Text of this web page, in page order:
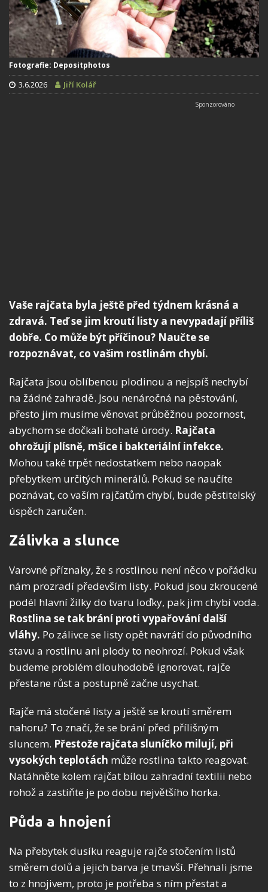
Fotografie: Depositphotos
3.6.2026 Jiří Kolář
Vaše rajčata byla ještě před týdnem krásná a
zdravá. Teď se jim kroutí listy a nevypadají příliš
dobře. Co může být příčinou? Naučte se
rozpoznávat, co vašim rostlinám chybí.
Rajčata jsou oblíbenou plodinou a nejspíš nechybí
na žádné zahradě. Jsou nenáročná na pěstování,
přesto jim musíme věnovat průběžnou pozornost,
abychom se dočkali bohaté úrody. Rajčata
ohrožují plísně, mšice i bakteriální infekce.
Mohou také trpět nedostatkem nebo naopak
přebytkem určitých minerálů. Pokud se naučíte
poznávat, co vaším rajčatům chybí, bude pěstitelský
úspěch zaručen.
Zálivka a slunce
Varovné příznaky, že s rostlinou není něco v pořádku
nám prozradí především listy. Pokud jsou zkroucené
podél hlavní žilky do tvaru loďky, pak jim chybí voda.
Rostlina se tak brání proti vypařování další
vláhy. Po zálivce se listy opět navrátí do původního
stavu a rostlinu ani plody to neohrozí. Pokud však
budeme problém dlouhodobě ignorovat, rajče
přestane růst a postupně začne usychat.
Rajče má stočené listy a ještě se kroutí směrem
nahoru? To značí, že se brání před přílišným
sluncem. Přestože rajčata sluníčko milují, při
vysokých teplotách může rostlina takto reagovat.
Natáhněte kolem rajčat bílou zahradní textilii nebo
rohož a zastiňte je po dobu největšího horka.
Půda a hnojení
Na přebytek dusíku reaguje rajče stočením listů
směrem dolů a jejich barva je tmavší. Přehnali jsme
to z hnojivem, proto je potřeba s ním přestat a